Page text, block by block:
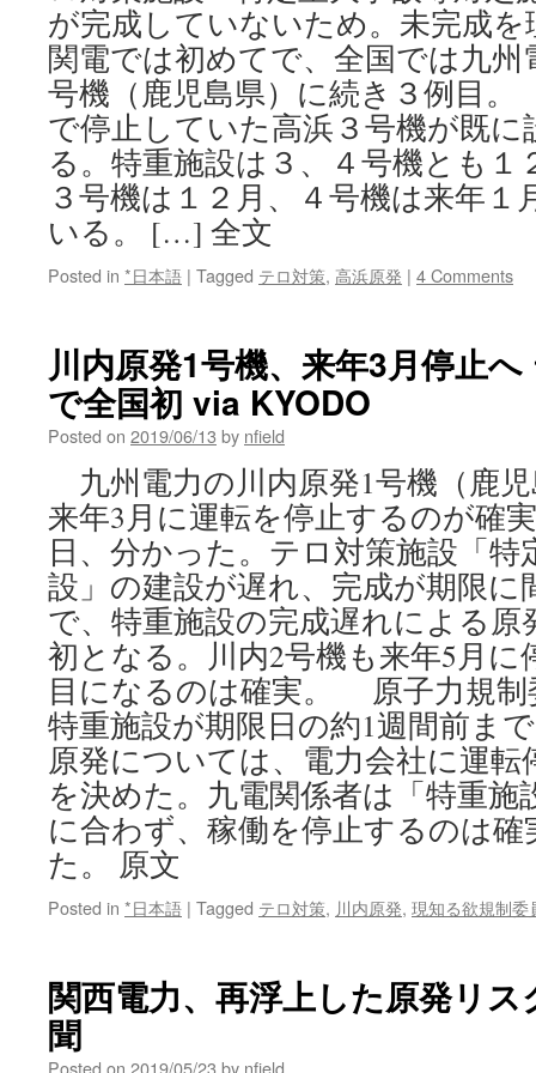
が完成していないため。未完成
関電では初めてで、全国では九州
号機（鹿児島県）に続き３例目
で停止していた高浜３号機が既
る。特重施設は３、４号機とも１
３号機は１２月、４号機は来年１
いる。 […] 全文
Posted in *日本語 | Tagged テロ対策, 高浜原発 | 4 Comments
川内原発1号機、来年3月停止
で全国初 via KYODO
Posted on 2019/06/13 by nfield
九州電力の川内原発1号機（鹿
来年3月に運転を停止するのが確
日、分かった。テロ対策施設「特
設」の建設が遅れ、完成が期限
で、特重施設の完成遅れによる原
初となる。川内2号機も来年5月に
目になるのは確実。 原子力規制
特重施設が期限日の約1週間前ま
原発については、電力会社に運転
を決めた。九電関係者は「特重施
に合わず、稼働を停止するのは
た。 原文
Posted in *日本語 | Tagged テロ対策, 川内原発, 現知る欲規制委
関西電力、再浮上した原発リ
聞
Posted on 2019/05/23 by nfield